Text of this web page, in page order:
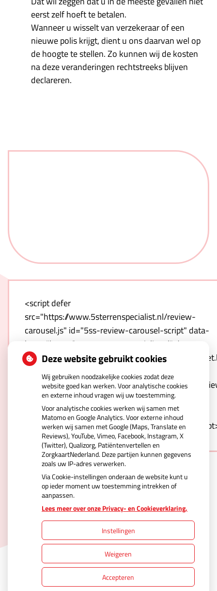
eerst zelf hoeft te betalen.
Wanneer u wisselt van verzekeraar of een
nieuwe polis krijgt, dient u ons daarvan wel op
de hoogte te stellen. Zo kunnen wij de kosten
na deze veranderingen rechtstreeks blijven
declareren.
<script defer
src="https://www.5sterrenspecialist.nl/review-
carousel.js" id="5ss-review-carousel-script" data-
host="https://www.5sterrenspecialist.nl" data-
template="https://www.5sterrenspecialist.nl/
hash=qnwZULNO1T-
carousel&webshop-or-
regular=regular&orientation=portrait&logo-
color=blue&background=white&border=1"></
Uw Zorg Online|Beheer
|Cookie-instellingen
Voorwaarden
Deze website gebruikt cookies
Wij gebruiken noodzakelijke cookies zodat deze
website goed kan werken. Voor analytische cookies
en externe inhoud vragen wij uw toestemming.
Voor analytische cookies werken wij samen met
Matomo en Google Analytics. Voor externe inhoud
werken wij samen met Google (Maps, Translate en
Reviews), YouTube, Vimeo, Facebook, Instagram, X
(Twitter), Qualizorg, Patiëntenvertellen en
ZorgkaartNederland. Deze partijen kunnen gegevens
zoals uw IP-adres verwerken.
Via Cookie-instellingen onderaan de website kunt u
op ieder moment uw toestemming intrekken of
aanpassen.
Lees meer over onze Privacy- en Cookieverklaring.
Instellingen
Weigeren
Accepteren